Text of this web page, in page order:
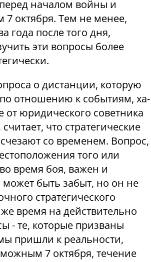
началом войны и
7 октября. Тем не менее,
года после того дня,
эти вопросы более
о дистанции, которую
отношению к событиям, ха-
от юридического советника
что стратегические
со временем. Вопрос,
того или
время боя, важен и
может быть забыт, но он не
стратегического
время на действительно
- те, которые призваны
пришли к реальности,
7 октября, течение